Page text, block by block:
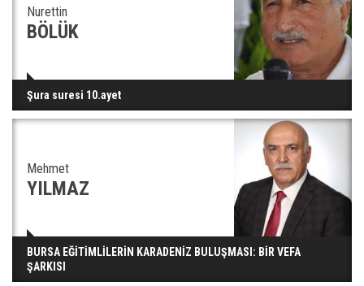
Nurettin
BÖLÜK
Şura suresi 10.ayet
Mehmet
YILMAZ
BURSA EĞİTİMLİLERİN KARADENİZ BULUŞMASI: BİR VEFA
ŞARKISI